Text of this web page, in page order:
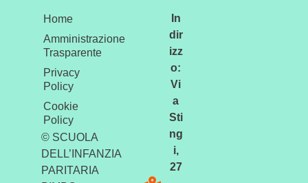
Home
Amministrazione
Trasparente
Privacy
Policy
Cookie
Policy
© SCUOLA
DELL’INFANZIA
PARITARIA
In
dir
izz
o:
Vi
a
Sti
ng
i,
27